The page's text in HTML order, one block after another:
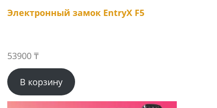
Электронный замок EntryX F5
53900 ₸
В корзину